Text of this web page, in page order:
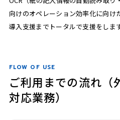
向けのオペレーション効率化に向け
導入支援までトータルで支援をします
FLOW OF USE
ご利用までの流れ（
対応業務）